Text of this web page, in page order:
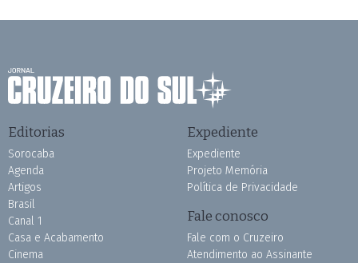
Editorias
Sorocaba
Agenda
Artigos
Brasil
Canal 1
Casa e Acabamento
Cinema
Expediente
Expediente
Projeto Memória
Política de Privacidade
Fale conosco
Fale com o Cruzeiro
Atendimento ao Assinante